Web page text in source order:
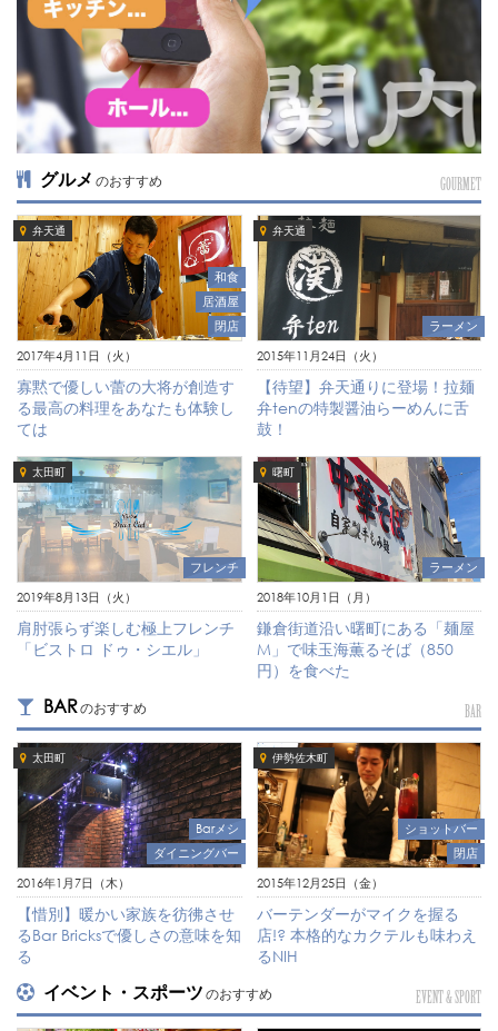
グルメ のおすすめ GOURMET
弁天通
和食
居酒屋
閉店
2017年4月11日（火）
寡黙で優しい蕾の大将が創造す
る最高の料理をあなたも体験し
ては
弁天通
ラーメン
2015年11月24日（火）
【待望】弁天通りに登場！拉麺
弁tenの特製醤油らーめんに舌
鼓！
太田町
フレンチ
2019年8月13日（火）
肩肘張らず楽しむ極上フレンチ
「ビストロ ドゥ・シエル」
曙町
ラーメン
2018年10月1日（月）
鎌倉街道沿い曙町にある「麺屋
M」で味玉海薫るそば（850
円）を食べた
BARのおすすめ BAR
太田町
Barメシ
ダイニングバー
2016年1月7日（木）
【惜別】暖かい家族を彷彿させ
るBar Bricksで優しさの意味を知
る
伊勢佐木町
ショットバー
閉店
2015年12月25日（金）
バーテンダーがマイクを握る
店!? 本格的なカクテルも味わえ
るNIH
イベント・スポーツ のおすすめ EVENT & SPORT